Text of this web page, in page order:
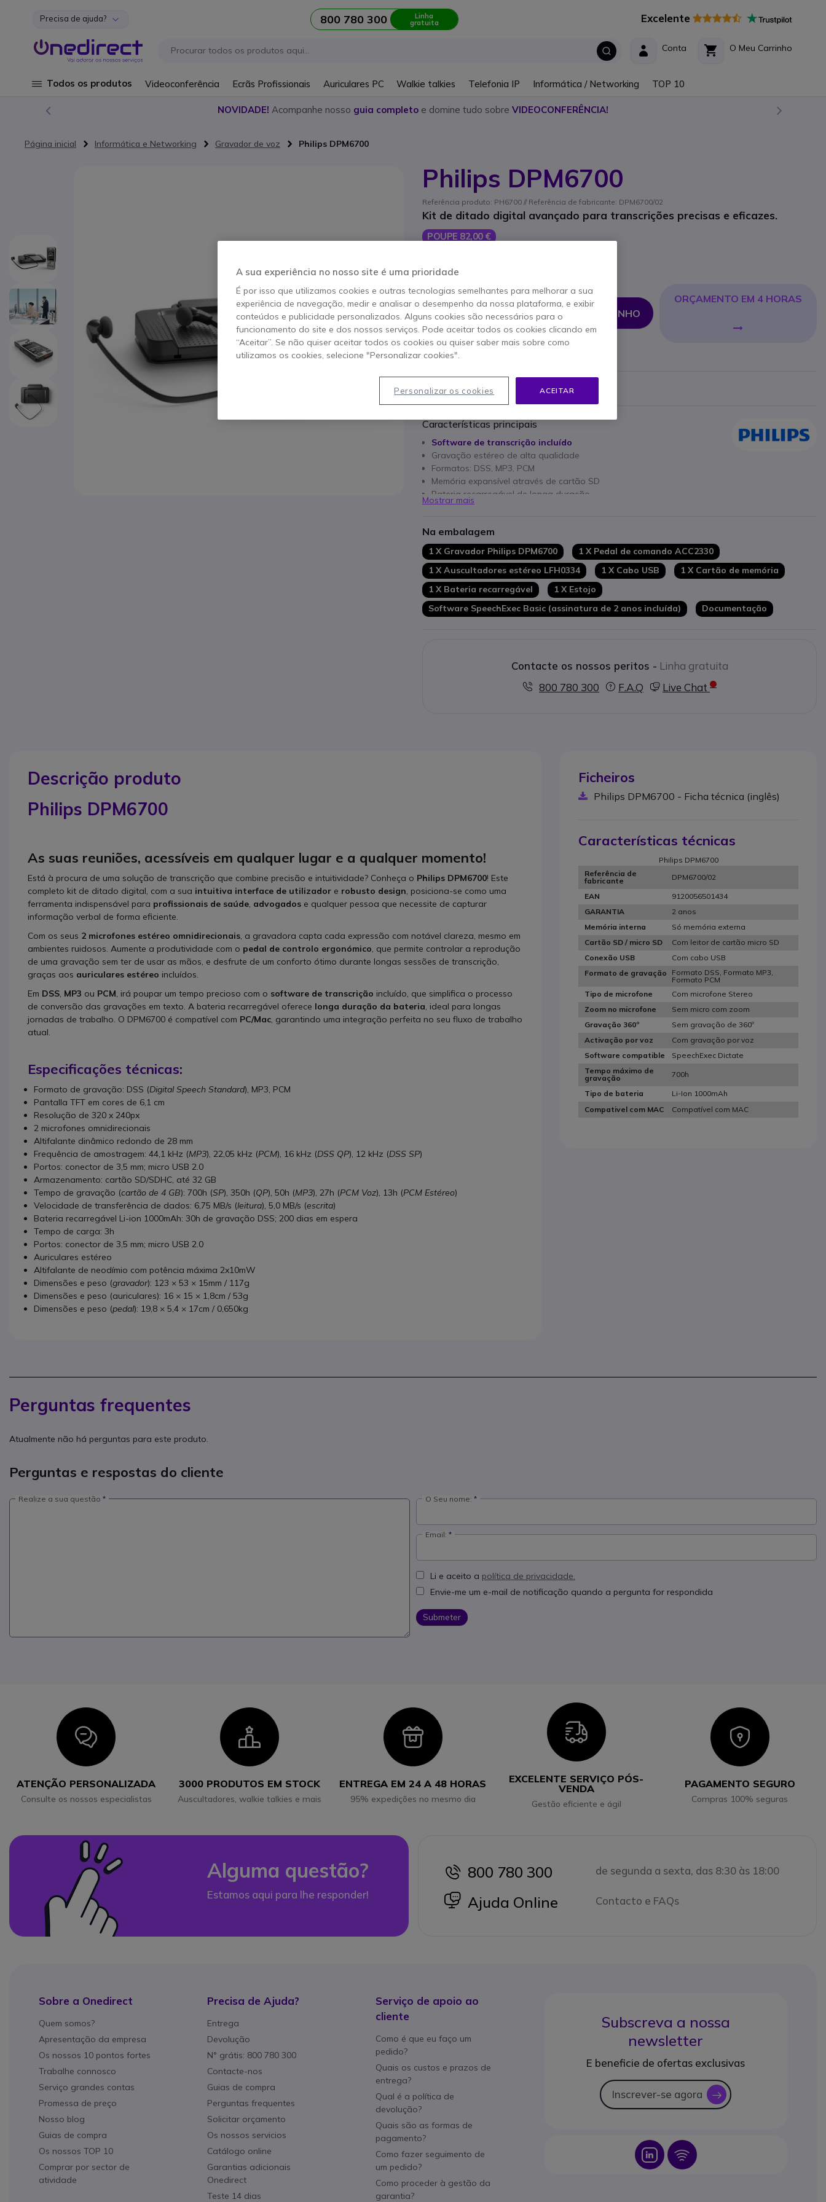
Ir para o Conteúdo
Precisa de ajuda? 800 780 300 Linha
gratuita Excelente
O Meu Carrinho
Conta
Todos os produtos Videoconferência Ecrãs Profissionais Auriculares PC Walkie talkies Telefonia IP Informática / Networking TOP 10
NOVIDADE! Acompanhe nosso guia completo e domine tudo sobre VIDEOCONFERÊNCIA!
Página inicial Informática e Networking Gravador de voz Philips DPM6700
Philips DPM6700
Referência produto: PH6700 // Referência de fabricante: DPM6700/02
Kit de ditado digital avançado para transcrições precisas e eficazes.
POUPE 82,00 €
517,95 €
Qtd
ADICIONAR AO CARRINHO
ORÇAMENTO EM 4 HORAS
Esgotado
2 anos de garantia do fabricante
Características principais
Software de transcrição incluído
Gravação estéreo de alta qualidade
Formatos: DSS, MP3, PCM
Memória expansível através de cartão SD
Bateria recarregável de longa duração
Compatível com PC/Mac
Mostrar mais
Na embalagem
1 X Gravador Philips DPM6700
1 X Pedal de comando ACC2330
1 X Auscultadores estéreo LFH0334
1 X Cabo USB
1 X Cartão de memória
1 X Bateria recarregável
1 X Estojo
Software SpeechExec Basic (assinatura de 2 anos incluída)
Documentação
Contacte os nossos peritos - Linha gratuita
800 780 300
F.A.Q Live Chat
Descrição produto
Philips DPM6700
As suas reuniões, acessíveis em qualquer lugar e a qualquer momento!
Está à procura de uma solução de transcrição que combine precisão e intuitividade? Conheça o Philips DPM6700! Este
completo kit de ditado digital, com a sua intuitiva interface de utilizador e robusto design , posiciona-se como uma
ferramenta indispensável para profissionais de saúde advogados e qualquer pessoa que necessite de capturar
informação verbal de forma eficiente.
Com os seus 2 microfones estéreo omnidirecionais , a gravadora capta cada expressão com notável clareza, mesmo em
ambientes ruidosos. Aumente a produtividade com o pedal de controlo ergonómico , que permite controlar a reprodução
de uma gravação sem ter de usar as mãos, e desfrute de um conforto ótimo durante longas sessões de transcrição,
graças aos auriculares estéreo incluídos.
Em DSS MP3 ou PCM , irá poupar um tempo precioso com o software de transcrição incluído, que simplifica o processo
de conversão das gravações em texto. A bateria recarregável oferece longa duração da bateria , ideal para longas
jornadas de trabalho. O DPM6700 é compatível com PC/Mac , garantindo uma integração perfeita no seu fluxo de trabalho
atual.
Especificações técnicas:
Formato de gravação: DSS (Digital Speech Standard), MP3, PCM
Pantalla TFT em cores de 6,1 cm
Resolução de 320 x 240px
2 microfones omnidirecionais
Altifalante dinâmico redondo de 28 mm
Frequência de amostragem: 44,1 kHz (MP3), 22,05 kHz (PCM), 16 kHz (DSS QP), 12 kHz (DSS SP)
Portos: conector de 3,5 mm; micro USB 2.0
Armazenamento: cartão SD/SDHC, até 32 GB
Tempo de gravação (cartão de 4 GB): 700h (SP), 350h (QP), 50h (MP3), 27h (PCM Voz), 13h (PCM Estéreo)
Velocidade de transferência de dados: 6,75 MB/s (leitura), 5,0 MB/s (escrita)
Bateria recarregável Li-ion 1000mAh: 30h de gravação DSS; 200 dias em espera
Tempo de carga: 3h
Portos: conector de 3,5 mm; micro USB 2.0
Auriculares estéreo
Altifalante de neodímio com potência máxima 2x10mW
Dimensões e peso (gravador): 123 × 53 × 15mm / 117g
Dimensões e peso (auriculares): 16 × 15 × 1,8cm / 53g
Dimensões e peso (pedal): 19,8 × 5,4 × 17cm / 0,650kg
Ficheiros
Philips DPM6700 - Ficha técnica (inglês)
Características técnicas
Philips DPM6700
Referência de
fabricante
DPM6700/02
EAN
9120056501434
GARANTIA
2 anos
Memória interna
Só memória externa
Cartão SD / micro SD
Com leitor de cartão micro SD
Conexão USB
Com cabo USB
Formato de gravação
Formato DSS, Formato MP3,
Formato PCM
Tipo de microfone
Com microfone Stereo
Zoom no microfone
Sem micro com zoom
Gravação 360º
Sem gravação de 360º
Activação por voz
Com gravação por voz
Software compatible
SpeechExec Dictate
Tempo máximo de
gravação
700h
Tipo de bateria
Li-Ion 1000mAh
Compativel com MAC
Compatível com MAC
Perguntas frequentes
Atualmente não há perguntas para este produto.
Perguntas e respostas do cliente
Realize a sua questão O Seu nome:
Email:
Li e aceito a política de privacidade.
Envie-me um e-mail de notificação quando a pergunta for respondida
Submeter
Icon
ATENÇÃO PERSONALIZADA
Consulte os nossos especialistas
Icon
3000 PRODUTOS EM STOCK
Auscultadores, walkie talkies e mais
Icon
ENTREGA EM 24 A 48 HORAS
95% expedições no mesmo dia
Icon
EXCELENTE SERVIÇO PÓS-
VENDA
Gestão eficiente e ágil
Icon
PAGAMENTO SEGURO
Compras 100% seguras
Alguma questão?
Estamos aqui para lhe responder!
icon
800 780 300 de segunda a sexta, das 8:30 às 18:00
icon
Ajuda Online Contacto e FAQs
Sobre a Onedirect
Quem somos?
Apresentação da empresa
Os nossos 10 pontos fortes
Trabalhe connosco
Serviço grandes contas
Promessa de preço
Nosso blog
Guias de compra
Os nossos TOP 10
Comprar por sector de
atividade
Precisa de Ajuda?
Entrega
Devolução
N° grátis: 800 780 300
Contacte-nos
Guias de compra
Perguntas frequentes
Solicitar orçamento
Os nossos servicios
Catálogo online
Garantias adicionais
Onedirect
Teste 14 dias
Serviço de apoio ao
cliente
Como é que eu faço um
pedido?
Quais os custos e prazos de
entrega?
Qual é a política de
devolução?
Quais são as formas de
pagamento?
Como fazer seguimento de
um pedido?
Como proceder à gestão da
garantia?
Subscreva a nossa
newsletter
E beneficie de ofertas exclusivas
Inscrever-se agora icon
Icon Icon
A sua experiência no nosso site é uma prioridade
É por isso que utilizamos cookies e outras tecnologias semelhantes para melhorar a sua
experiência de navegação, medir e analisar o desempenho da nossa plataforma, e exibir
conteúdos e publicidade personalizados. Alguns cookies são necessários para o
funcionamento do site e dos nossos serviços. Pode aceitar todos os cookies clicando em
“Aceitar”. Se não quiser aceitar todos os cookies ou quiser saber mais sobre como
utilizamos os cookies, selecione "Personalizar cookies".
ACEITAR
Personalizar os cookies